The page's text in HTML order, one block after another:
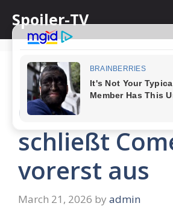
content
Spoiler-TV
Nach
GZSZ : Ex-
schließt
vorerst aus
March 21, 2026 by admin